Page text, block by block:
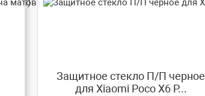
Защитное стекло П/П черное
для Xiaomi Poco X6 P...